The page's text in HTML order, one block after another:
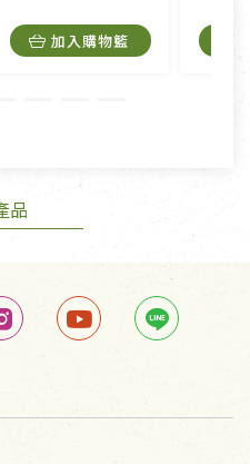
生用品除商品本身有瑕疵
理例外情事適用準
原箱退回，導致書籍有
，將不接受退貨，也不
法寶故，里仁網購無法
抄稿寄還給消費者，因而
者負擔。
加入購物籃
品